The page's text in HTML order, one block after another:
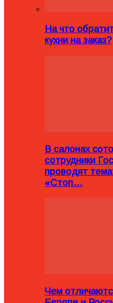
На что
кухни на заказ?
В салонах
сотрудники
проводят
«Стоп…
Чем